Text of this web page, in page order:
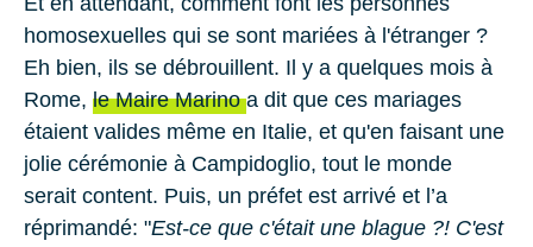
homosexuelles qui se sont mariées à l'étranger ?
Eh bien, ils se débrouillent. Il y a quelques mois à
Rome, le Maire Marinoa dit que ces mariages
étaient valides même en Italie, et qu'en faisant une
jolie cérémonie à Campidoglio, tout le monde
serait content. Puis, un préfet est arrivé et l’a
réprimandé: "Est-ce que c'était une blague ?! C'est